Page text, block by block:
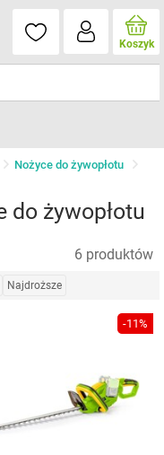
Koszyk
Nożyce do żywopłotu
do żywopłotu
6 produktów
Najdroższe
-11%